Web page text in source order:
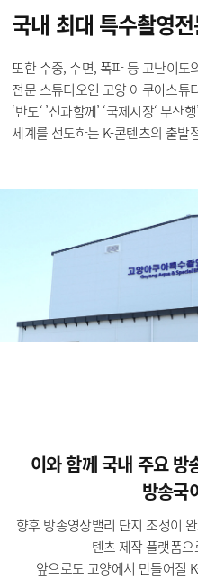
국내 최대 특수촬영
또한 수중, 수면, 폭파 등 고난이
전문 스튜디오인 고양 아쿠아스튜
‘반도‘ ’신과함께’ ‘국제시장‘ 부
세계를 선도하는 K-콘텐츠의 출발
이와 함께 국내 주요
방송국
향후 방송영상밸리 단지 조성이
텐츠 제작 플랫폼
앞으로도 고양에서 만들어질